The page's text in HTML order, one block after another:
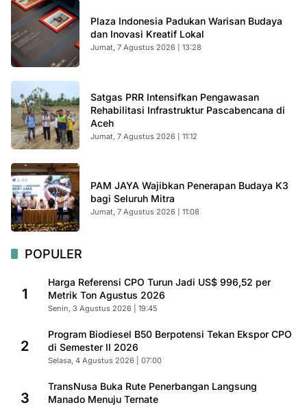
Plaza Indonesia Padukan Warisan Budaya
dan Inovasi Kreatif Lokal
Jumat, 7 Agustus 2026 | 13:28
Satgas PRR Intensifkan Pengawasan
Rehabilitasi Infrastruktur Pascabencana di
Aceh
Jumat, 7 Agustus 2026 | 11:12
PAM JAYA Wajibkan Penerapan Budaya K3
bagi Seluruh Mitra
Jumat, 7 Agustus 2026 | 11:08
POPULER
1
Harga Referensi CPO Turun Jadi US$ 996,52 per
Metrik Ton Agustus 2026
Senin, 3 Agustus 2026 | 19:45
2
Program Biodiesel B50 Berpotensi Tekan Ekspor CPO
di Semester II 2026
Selasa, 4 Agustus 2026 | 07:00
3
TransNusa Buka Rute Penerbangan Langsung
Manado Menuju Ternate